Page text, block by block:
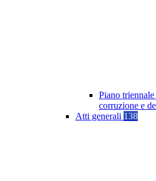
Piano
corruzione e
Atti generali 138